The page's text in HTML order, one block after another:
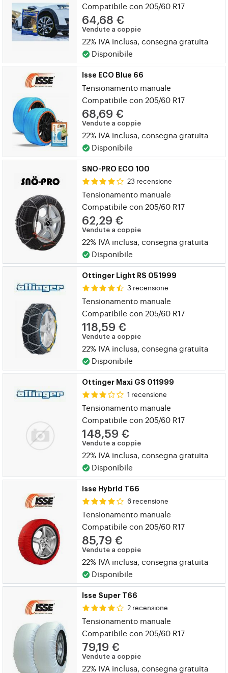
Compatibile con 205/60 R17
64,68 €
Vendute a coppie
22% IVA inclusa, consegna gratuita
Disponibile
Isse ECO Blue 66
Tensionamento manuale
Compatibile con 205/60 R17
68,69 €
Vendute a coppie
22% IVA inclusa, consegna gratuita
Disponibile
SNO-PRO ECO 100
23 recensione
Tensionamento manuale
Compatibile con 205/60 R17
62,29 €
Vendute a coppie
22% IVA inclusa, consegna gratuita
Disponibile
Ottinger Light RS 051999
3 recensione
Tensionamento manuale
Compatibile con 205/60 R17
118,59 €
Vendute a coppie
22% IVA inclusa, consegna gratuita
Disponibile
Ottinger Maxi GS 011999
1 recensione
Tensionamento manuale
Compatibile con 205/60 R17
148,59 €
Vendute a coppie
22% IVA inclusa, consegna gratuita
Disponibile
Isse Hybrid T66
6 recensione
Tensionamento manuale
Compatibile con 205/60 R17
85,79 €
Vendute a coppie
22% IVA inclusa, consegna gratuita
Disponibile
Isse Super T66
2 recensione
Tensionamento manuale
Compatibile con 205/60 R17
79,19 €
Vendute a coppie
22% IVA inclusa, consegna gratuita